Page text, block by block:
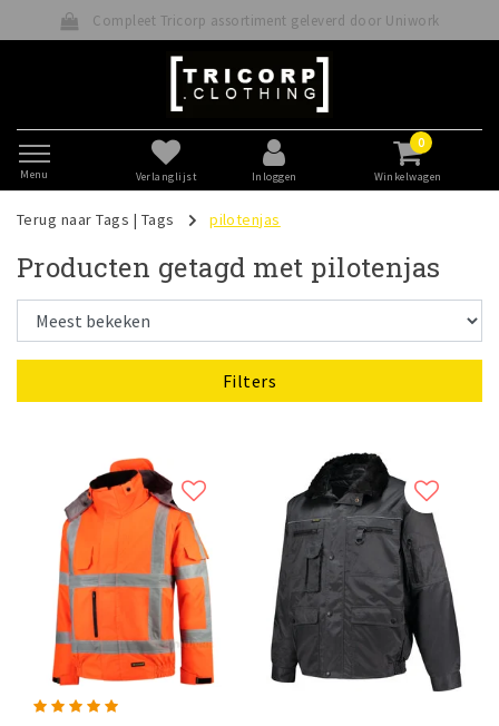
Compleet Tricorp assortiment geleverd door Uniwork
Menu Verlanglijst Inloggen
0
Winkelwagen
Terug naar Tags | Tags pilotenjas
Producten getagd met pilotenjas
Filters